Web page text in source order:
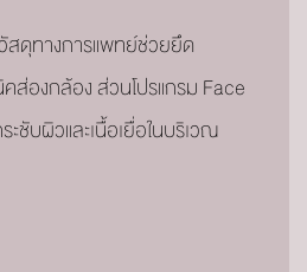
สดุทางการแพทย์ช่วยยึด
ส่องกล้อง ส่วนโปรแกรม Face
ชับผิวและเนื้อเยื่อในบริเวณ